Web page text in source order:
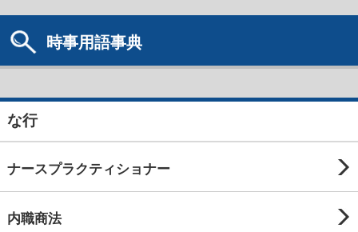
時事用語事典
な行
ナースプラクティショナー
内職商法